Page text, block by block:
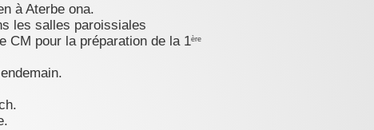
à Aterbe ona.
les salles paroissiales
CM pour la préparation de la 1ère